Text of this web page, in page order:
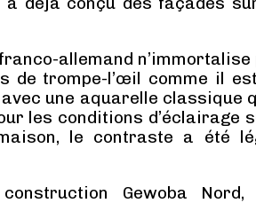
allemand
de trompe-l’œil comme il
une aquarelle classique
les conditions d’éclairage
le contraste a été
Gewoba